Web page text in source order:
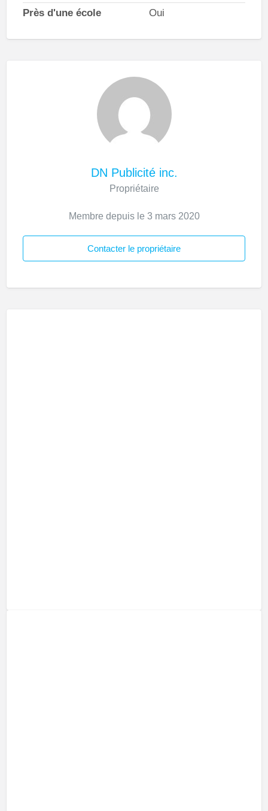
Près d'une école Oui
DN Publicité inc.
Propriétaire
Membre depuis le 3 mars 2020
Contacter le propriétaire